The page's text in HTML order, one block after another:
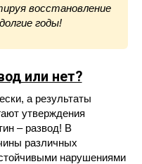
восстановление
годы!
или нет?
а результаты
утверждения
– развод! В
различных
нарушениями